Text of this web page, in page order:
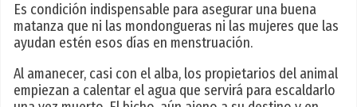
Es condición indispensable para asegurar una buena
matanza que ni las mondongueras ni las mujeres que las
ayudan estén esos días en menstruación.
Al amanecer, casi con el alba, los propietarios del animal
empiezan a calentar el agua que servirá para escaldarlo